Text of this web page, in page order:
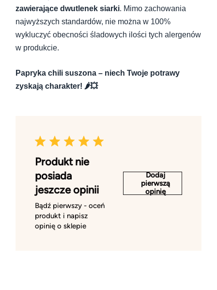
zawierające dwutlenek siarki. Mimo zachowania
najwyższych standardów, nie można w 100%
wykluczyć obecności śladowych ilości tych alergenów
w produkcie.
Papryka chili suszona – niech Twoje potrawy
zyskają charakter! 🌶️💥
Produkt nie
posiada
jeszcze opinii
Bądź pierwszy - oceń
produkt i napisz
opinię o sklepie
Dodaj
pierwszą
opinię